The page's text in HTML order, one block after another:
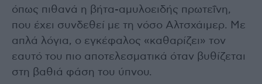
όπως πιθανά η βήτα-αμυλοειδής πρωτεΐνη,
που έχει συνδεθεί με τη νόσο Αλτσχάιμερ. Με
απλά λόγια, ο εγκέφαλος «καθαρίζει» τον
εαυτό του πιο αποτελεσματικά όταν βυθίζεται
στη βαθιά φάση του ύπνου.